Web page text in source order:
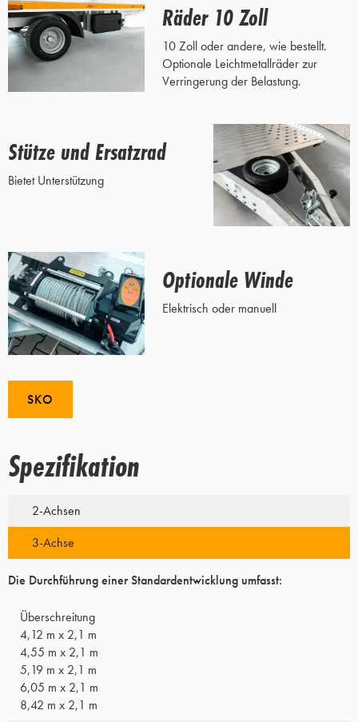
Räder 10 Zoll
10 Zoll oder andere, wie bestellt.
Optionale Leichtmetallräder zur
Verringerung der Belastung.
Stütze und Ersatzrad
Bietet Unterstützung
Optionale Winde
Elektrisch oder manuell
SKO
Spezifikation
2-Achsen
3-Achse
Die Durchführung einer Standardentwicklung umfasst:
Überschreitung
4,12 m x 2,1 m
4,55 m x 2,1 m
5,19 m x 2,1 m
6,05 m x 2,1 m
8,42 m x 2,1 m